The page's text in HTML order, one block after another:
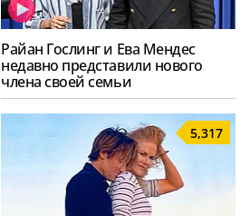
Райан Гослинг и Ева Мендес
недавно представили нового
члена своей семьи
5,317